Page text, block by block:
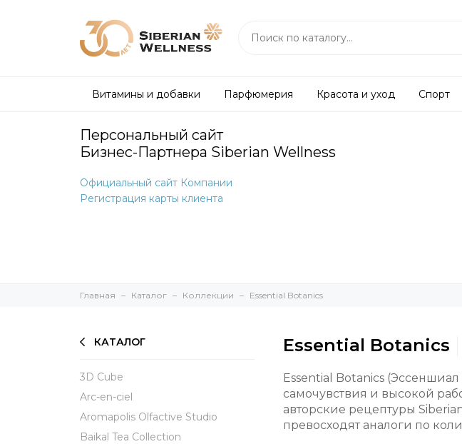
Витамины и добавки Парфюмерия Красота и уход Спорт
Персональный сайт
Бизнес-Партнера Siberian Wellness
Официальный сайт Компании
Регистрация карты клиента
Главная Каталог Коллекции Essential Botanics
КАТАЛОГ
3D Cube
Arc-en-ciel
Aromapolis Olfactive Studio
Baikal Tea Collection
Essential Botanics
Essential Botanics
самочувствия и высокой
авторские рецептуры
превосходят аналоги по